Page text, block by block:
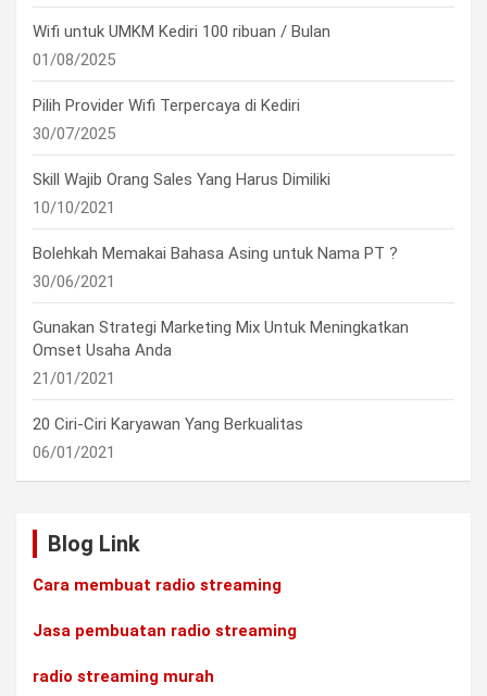
Wifi untuk UMKM Kediri 100 ribuan / Bulan
01/08/2025
Pilih Provider Wifi Terpercaya di Kediri
30/07/2025
Skill Wajib Orang Sales Yang Harus Dimiliki
10/10/2021
Bolehkah Memakai Bahasa Asing untuk Nama PT ?
30/06/2021
Gunakan Strategi Marketing Mix Untuk Meningkatkan
Omset Usaha Anda
21/01/2021
20 Ciri-Ciri Karyawan Yang Berkualitas
06/01/2021
Blog Link
Cara membuat radio streaming
Jasa pembuatan radio streaming
radio streaming murah